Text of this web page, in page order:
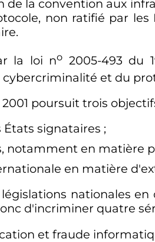
la convention aux
non ratifié par
la loi no 2005-493 du
cybercriminalité et du
poursuit trois
signataires ;
notamment en matière
en matière
nationales
d'incriminer quatre
et fraude